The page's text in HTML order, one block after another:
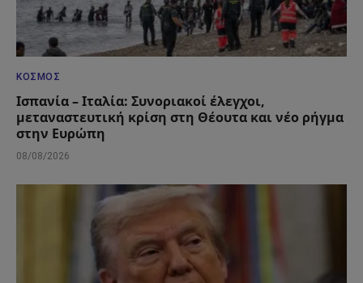
ΚΌΣΜΟΣ
Ισπανία – Ιταλία: Συνοριακοί έλεγχοι,
μεταναστευτική κρίση στη Θέουτα και νέο ρήγμα
στην Ευρώπη
08/08/2026